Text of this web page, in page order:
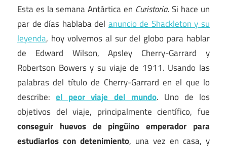
Esta es la semana Antártica en Curistoria. Si hace un
par de días hablaba del anuncio de Shackleton y su
leyenda, hoy volvemos al sur del globo para hablar
de Edward Wilson, Apsley Cherry-Garrard y
Robertson Bowers y su viaje de 1911. Usando las
palabras del título de Cherry-Garrard en el que lo
describe:el peor viaje del mundo. Uno de los
objetivos del viaje, principalmente científico, fue
conseguir huevos de pingüino emperador para
estudiarlos con detenimiento, una vez en casa, y